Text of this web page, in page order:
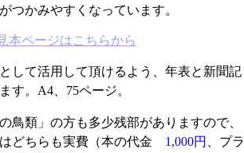
つかみやすくなっています。
本ページはこちらから
して活用して頂けるよう、年表と新聞記
す。A4、75ページ。
鳥類」の方も多少残部がありますので、
どちらも実費（本の代金 1,000円
、プラ